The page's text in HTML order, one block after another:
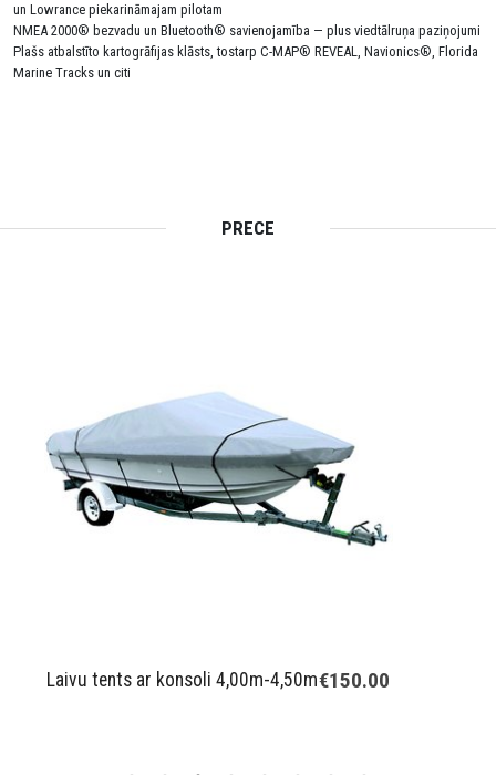
un Lowrance piekarināmajam pilotam
NMEA 2000® bezvadu un Bluetooth® savienojamība — plus viedtālruņa paziņojumi
Plašs atbalstīto kartogrāfijas klāsts, tostarp C-MAP® REVEAL, Navionics®, Florida
Marine Tracks un citi
PRECE
Laivu tents ar konsoli 4,00m-4,50m€150.00